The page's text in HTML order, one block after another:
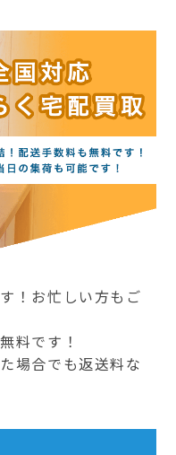
！お忙しい方もご
料です！
場合でも返送料な